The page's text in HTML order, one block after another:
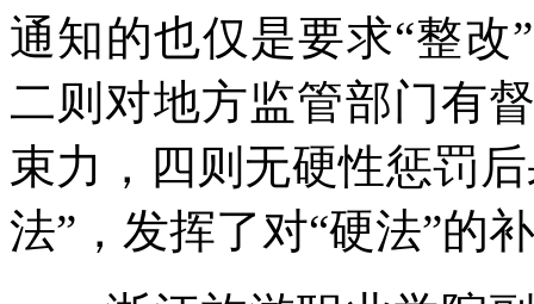
通知的也仅是要求“整
二则对地方监管部门有
束力，四则无硬性惩罚
法”，发挥了对“硬法”的